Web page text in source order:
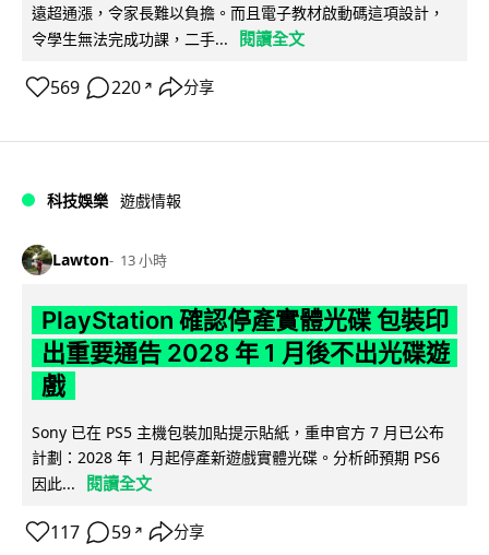
遠超通漲，令家長難以負擔。而且電子教材啟動碼這項設計，
令學生無法完成功課，二手...
閱讀全文
569 220 ↗ 分享
科技娛樂 遊戲情報
Lawton 13 小時
PlayStation 確認停產實體光碟 包裝印
出重要通告 2028 年 1 月後不出光碟遊
戲
Sony 已在 PS5 主機包裝加貼提示貼紙，重申官方 7 月已公布
計劃：2028 年 1 月起停產新遊戲實體光碟。分析師預期 PS6
因此...
閱讀全文
117 59 ↗ 分享